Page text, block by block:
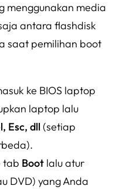
menggunakan media
antara flashdisk
saat pemilihan boot
ke BIOS laptop
laptop lalu
Esc, dll (setiap
tab Boot lalu atur
DVD) yang Anda